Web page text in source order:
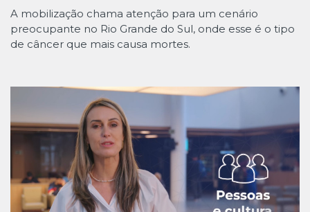
A mobilização chama atenção para um cenário
preocupante no Rio Grande do Sul, onde esse é o tipo
de câncer que mais causa mortes.